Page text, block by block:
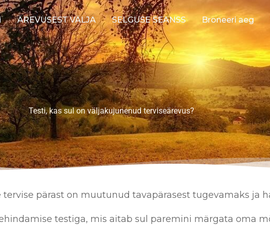
ÄREVUSEST VÄLJA SELGUSE SEANSS Broneeri aeg
Testi, kas sul on väljakujunenud terviseärevus?
pärast on muutunud tavapärasest tugevamaks ja
testiga, mis aitab sul paremini märgata oma